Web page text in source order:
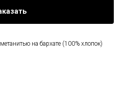
на бархате (100% хлопок)